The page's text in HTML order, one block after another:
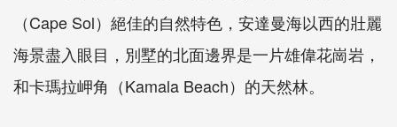
（Cape Sol）絕佳的自然特色，安達曼海以西的壯麗
海景盡入眼目，別墅的北面邊界是一片雄偉花崗岩，
和卡瑪拉岬角（Kamala Beach）的天然林。